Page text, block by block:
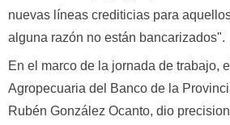
nuevas líneas crediticias para
alguna razón no están bancarizados".
En el marco de la jornada de trabajo,
Agropecuaria del Banco de la
Rubén González Ocanto, dio